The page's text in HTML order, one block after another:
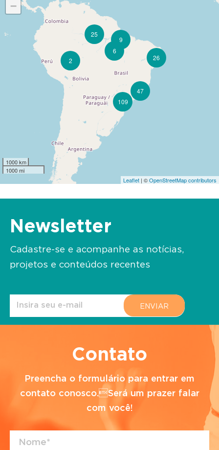
2
9
6
26
25
47
109
−
1000 km
1000 mi
Leaflet | ©OpenStreetMap contributors
Newsletter
Cadastre-se e acompanhe as notícias,
projetos e conteúdos recentes
Contato
Preencha o formulário para entrar em
contato conosco.Será um prazer falar
com você!